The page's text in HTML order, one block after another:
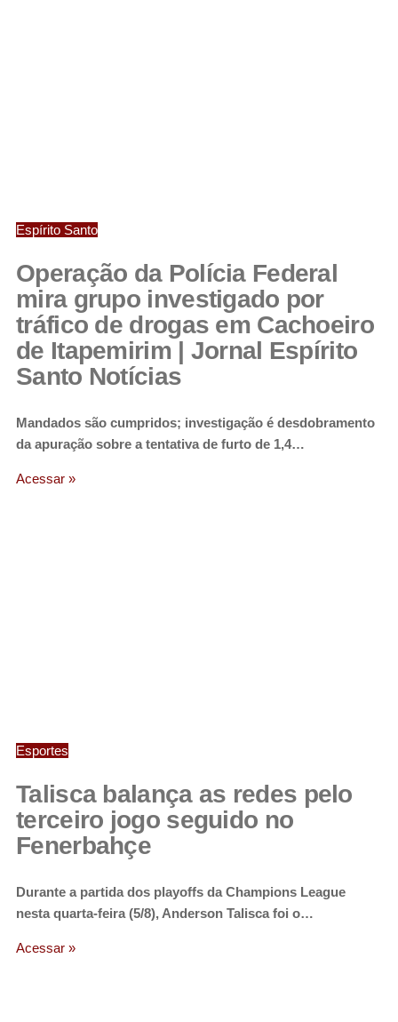
Espírito Santo
Operação da Polícia Federal
mira grupo investigado por
tráfico de drogas em Cachoeiro
de Itapemirim | Jornal Espírito
Santo Notícias
Mandados são cumpridos; investigação é desdobramento
da apuração sobre a tentativa de furto de 1,4…
Acessar »
Esportes
Talisca balança as redes pelo
terceiro jogo seguido no
Fenerbahçe
Durante a partida dos playoffs da Champions League
nesta quarta-feira (5/8), Anderson Talisca foi o…
Acessar »